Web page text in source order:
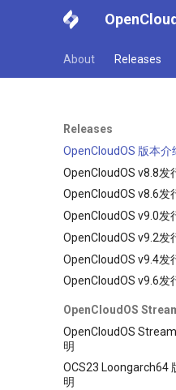
About Releases
Releases
OpenCloudOS 版本介
OpenCloudOS v8.8发
OpenCloudOS v8.6发
OpenCloudOS v9.0发
OpenCloudOS v9.2发
OpenCloudOS v9.4发
OpenCloudOS v9.6发
OpenCloudOS
OpenCloudOS
明
OCS23 Loongarch64
明